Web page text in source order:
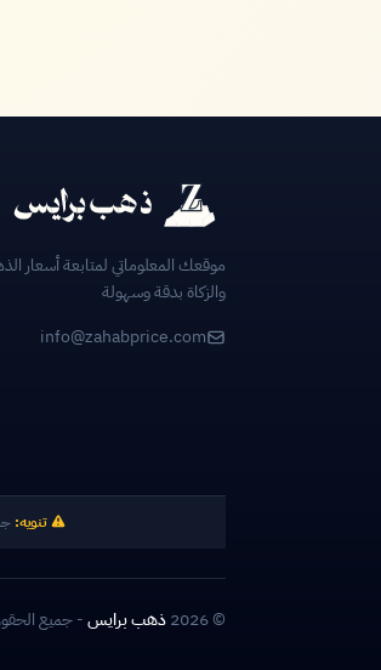
موقعك المعلوماتي لمتابعة
والزكاة بدقة وسهولة
info@zahabprice.com
تنويه:
© 2026 ذهب برايس- جميع